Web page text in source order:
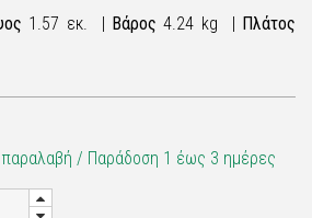
1.57 εκ. | Βάρος 4.24 kg | Πλάτος
/ Παράδoση 1 έως 3 ημέρες